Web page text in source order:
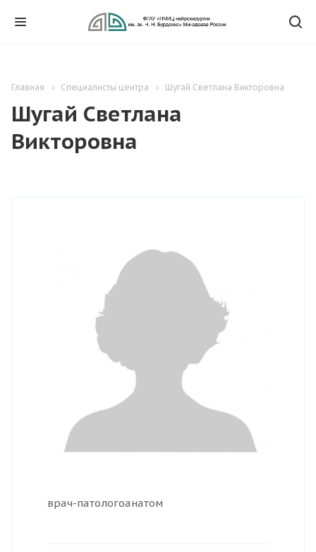
Главная Специалисты центра Шугай Светлана Викторовна
Шугай Светлана
Викторовна
врач-патологоанатом